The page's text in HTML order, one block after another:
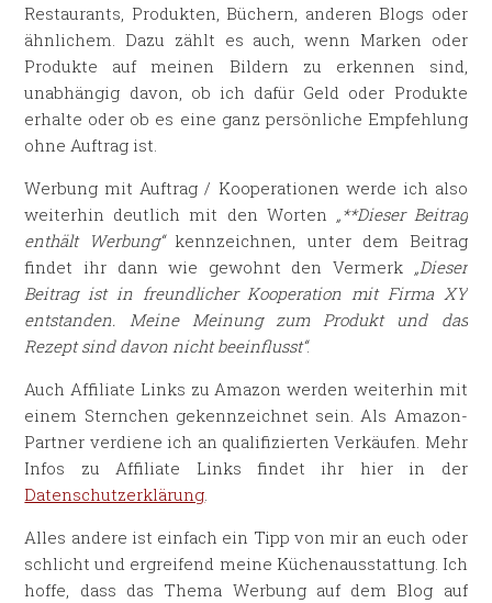
Restaurants, Produkten, Büchern, anderen Blogs oder
ähnlichem. Dazu zählt es auch, wenn Marken oder
Produkte auf meinen Bildern zu erkennen sind,
unabhängig davon, ob ich dafür Geld oder Produkte
erhalte oder ob es eine ganz persönliche Empfehlung
ohne Auftrag ist.
Werbung mit Auftrag / Kooperationen werde ich also
weiterhin deutlich mit den Worten „**Dieser Beitrag
enthält Werbung“kennzeichnen, unter dem Beitrag
findet ihr dann wie gewohnt den Vermerk „Dieser
Beitrag ist in freundlicher Kooperation mit Firma XY
entstanden. Meine Meinung zum Produkt und das
Rezept sind davon nicht beeinflusst“.
Auch Affiliate Links zu Amazon werden weiterhin mit
einem Sternchen gekennzeichnet sein. Als Amazon-
Partner verdiene ich an qualifizierten Verkäufen. Mehr
Infos zu Affiliate Links findet ihr hier in der
Datenschutzerklärung.
Alles andere ist einfach ein Tipp von mir an euch oder
schlicht und ergreifend meine Küchenausstattung. Ich
hoffe, dass das Thema Werbung auf dem Blog auf